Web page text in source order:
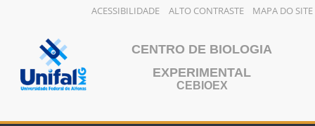
ACESSIBILIDADE ALTO CONTRASTE MAPA DO SITE
conteúdo
CENTRO DE BIOLOGIA
EXPERIMENTAL
CEBIOEX